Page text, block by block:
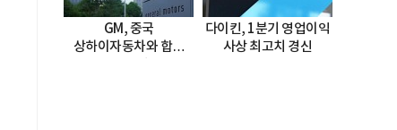
GM, 중국
상하이자동차와 합작
다이킨, 1분기 영업이익
사상 최고치 경신